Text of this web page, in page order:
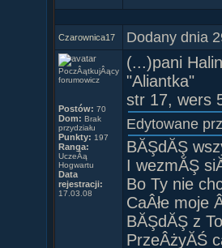
Czarownica17 Dodany dnia
PoczÂątkujÂący
forumowicz
Postów: 70
Dom: Brak
przydziału
Punkty: 197
Ranga:
UczeĂą
Hogwartu
Data
rejestracji:
17.03.08
(...)pani
"Aliantka"
str 17, wers
Edytowane
BĂŞdĂŞ
I wezmĂŞ
Bo Ty nie
CaÂłe moje
BĂŞdĂŞ z
PrzeÂżyĂŚ